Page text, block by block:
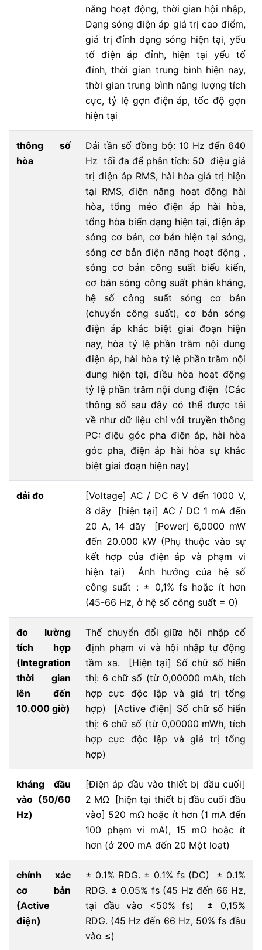
năng hoạt động, thời gian hội nhập,
Dạng sóng điện áp giá trị cao điểm,
giá trị đỉnh dạng sóng hiện tại, yếu
tố điện áp đỉnh, hiện tại yếu tố
đỉnh, thời gian trung bình hiện nay,
thời gian trung bình năng lượng tích
cực, tỷ lệ gợn điện áp, tốc độ gợn
hiện tại
thông số
hòa
Dải tần số đồng bộ: 10 Hz đến 640
Hz tối đa để phân tích: 50 điệu giá
trị điện áp RMS, hài hòa giá trị hiện
tại RMS, điện năng hoạt động hài
hòa, tổng méo điện áp hài hòa,
tổng hòa biến dạng hiện tại, điện áp
sóng cơ bản, cơ bản hiện tại sóng,
sóng cơ bản điện năng hoạt động ,
sóng cơ bản công suất biểu kiến,
cơ bản sóng công suất phản kháng,
hệ số công suất sóng cơ bản
(chuyển công suất), cơ bản sóng
điện áp khác biệt giai đoạn hiện
nay, hòa tỷ lệ phần trăm nội dung
điện áp, hài hòa tỷ lệ phần trăm nội
dung hiện tại, điều hòa hoạt động
tỷ lệ phần trăm nội dung điện (Các
thông số sau đây có thể được tải
về như dữ liệu chỉ với truyền thông
PC: điệu góc pha điện áp, hài hòa
góc pha, điện áp hài hòa sự khác
biệt giai đoạn hiện nay)
dải đo
[Voltage] AC / DC 6 V đến 1000 V,
8 dãy [hiện tại] AC / DC 1 mA đến
20 A, 14 dãy [Power] 6,0000 mW
đến 20.000 kW (Phụ thuộc vào sự
kết hợp của điện áp và phạm vi
hiện tại) Ảnh hưởng của hệ số
công suất : ± 0,1% fs hoặc ít hơn
(45-66 Hz, ở hệ số công suất = 0)
đo lường
tích hợp
(Integration
thời gian
lên đến
10.000 giờ)
Thể chuyển đổi giữa hội nhập cố
định phạm vi và hội nhập tự động
tầm xa. [Hiện tại] Số chữ số hiển
thị: 6 chữ số (từ 0,00000 mAh, tích
hợp cực độc lập và giá trị tổng
hợp) [Active điện] Số chữ số hiển
thị: 6 chữ số (từ 0,00000 mWh, tích
hợp cực độc lập và giá trị tổng
hợp)
kháng đầu
vào (50/60
Hz)
[Điện áp đầu vào thiết bị đầu cuối]
2 MΩ [hiện tại thiết bị đầu cuối đầu
vào] 520 mΩ hoặc ít hơn (1 mA đến
100 phạm vi mA), 15 mΩ hoặc ít
hơn (ở 200 mA đến 20 Một loạt)
chính xác
cơ bản
(Active
điện)
± 0.1% RDG. ± 0.1% fs (DC) ± 0.1%
RDG. ± 0.05% fs (45 Hz đến 66 Hz,
tại đầu vào <50% fs) ± 0,15%
RDG. (45 Hz đến 66 Hz, 50% fs đầu
vào ≤)